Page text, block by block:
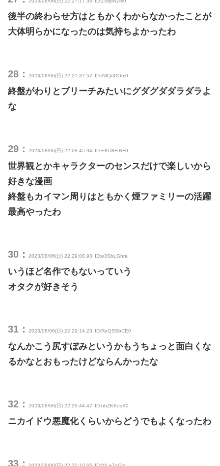
後半の終わらせ方はともかくわからなかったことが
大体明らかになったのは気持ちよかったわ
28： 2023/08/06(日) 22:27:37.57 ID:iNIQdDOm0
終盤がわりとブリーチみたいにグダグダダラダラよ
な
29： 2023/08/06(日) 22:28:45.94 ID:EKU8FrNF0
世界観とかキャラクターのセンスだけで楽しいから
好きな漫画
終盤もカイマン周りはともかく煙ファミリーの活躍
最高やったわ
30： 2023/08/06(日) 22:29:08.93 ID:e3SbLGhra
いうほど名作でもないっていう
オタクが好きそう
31： 2023/08/06(日) 22:29:14.23 ID:ReQSSbCE0
なんかこう尻すぼみというかもうちょっと面白くな
るかなとおもったけどならんかったな
32： 2023/08/06(日) 22:29:44.47 ID:hhZKKdsX0
ニカイドウ悪魔化くらいからどうでもよくなったわ
33：